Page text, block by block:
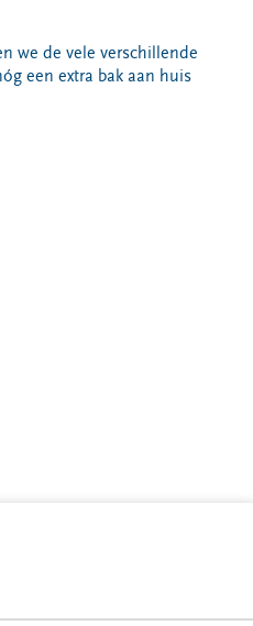
we de vele verschillende
een extra bak aan huis